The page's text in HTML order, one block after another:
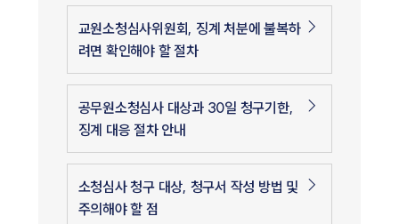
교원소청심사위원회, 징계 처분에 불복하
려면 확인해야 할 절차
공무원소청심사 대상과 30일 청구기한,
징계 대응 절차 안내
소청심사 청구 대상, 청구서 작성 방법 및
주의해야 할 점